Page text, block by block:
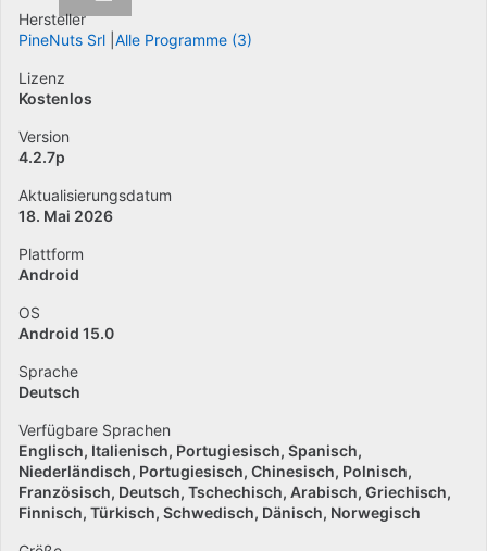
Hersteller
PineNuts Srl Alle Programme (3)
Lizenz
Kostenlos
Version
4.2.7p
Aktualisierungsdatum
18. Mai 2026
Plattform
Android
OS
Android 15.0
Sprache
Deutsch
Verfügbare Sprachen
Englisch Italienisch Portugiesisch Spanisch
Niederländisch Portugiesisch Chinesisch Polnisch
Französisch Deutsch Tschechisch Arabisch Griechisch
Finnisch Türkisch Schwedisch Dänisch Norwegisch